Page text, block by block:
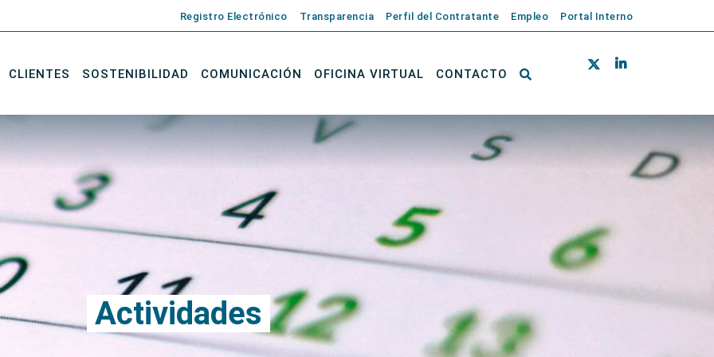
Registro Electrónico Transparencia Perfil del Contratante Empleo Portal Interno
CLIENTES SOSTENIBILIDAD COMUNICACIÓN OFICINA VIRTUAL CONTACTO
Actividades